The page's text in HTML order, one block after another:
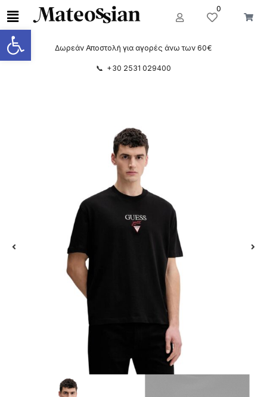
Ανοίξτε τη γραμμή εργαλείων
0
Δωρεάν Αποστολή για αγορές άνω των 60€
📞 +30 2531 029400